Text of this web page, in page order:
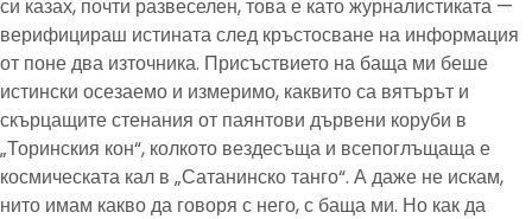
си казах, почти развеселен, това е като журналистиката —
верифицираш истината след кръстосване на информация
от поне два източника. Присъствието на баща ми беше
истински осезаемо и измеримо, каквито са вятърът и
скърцащите стенания от паянтови дървени коруби в
„Торинския кон“, колкото вездесъща и всепоглъщаща е
космическата кал в „Сатанинско танго“. А даже не искам,
нито имам какво да говоря с него, с баща ми. Но как да